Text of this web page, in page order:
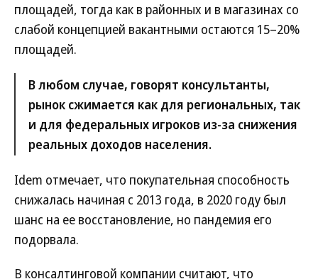
площадей, тогда как в районных и в магазинах со
слабой концепцией вакантными остаются 15–20%
площадей.
В любом случае, говорят консультанты,
рынок сжимается как для региональных, так
и для федеральных игроков из-за снижения
реальных доходов населения.
Idem отмечает, что покупательная способность
снижалась начиная с 2013 года, в 2020 году был
шанс на ее восстановление, но пандемия его
подорвала.
В консалтинговой компании считают, что